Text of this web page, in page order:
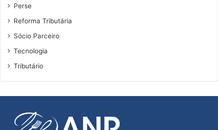
Perse
Reforma Tributária
Sócio Parceiro
Tecnologia
Tributário